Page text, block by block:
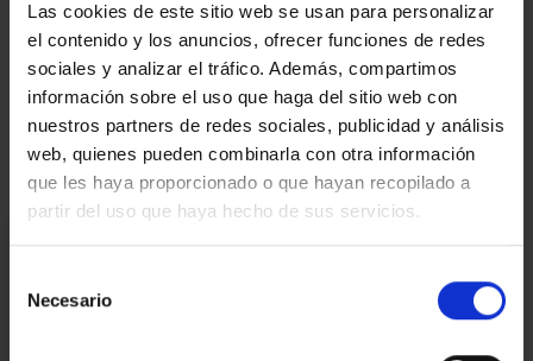
Las cookies de este sitio web se usan para personalizar
el contenido y los anuncios, ofrecer funciones de redes
sociales y analizar el tráfico. Además, compartimos
información sobre el uso que haga del sitio web con
nuestros partners de redes sociales, publicidad y análisis
web, quienes pueden combinarla con otra información
que les haya proporcionado o que hayan recopilado a
partir del uso que haya hecho de sus servicios.
Necesario
AICAT 145 – API 1519 | VENTA Obra Nueva en PROYECTO / preventa |
Licencia: en TRAMITE. | Impuestos IVA+ AJD, según tipos vigentes.
Gastos notariales y registrales, según arancel.
Estoy interesado
Ref.:33952